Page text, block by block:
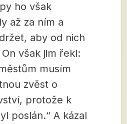
ho však
až za ním a
aby od nich
On však jim řekl:
musím
zvěst o
protože k
poslán.“ A kázal